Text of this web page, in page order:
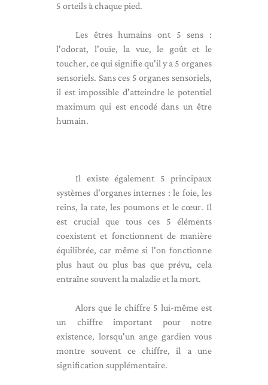
5 orteils à chaque pied.
Les êtres humains ont 5 sens :
l'odorat, l'ouïe, la vue, le goût et le
toucher, ce qui signifie qu'il y a 5 organes
sensoriels. Sans ces 5 organes sensoriels,
il est impossible d'atteindre le potentiel
maximum qui est encodé dans un être
humain.
Il existe également 5 principaux
systèmes d'organes internes : le foie, les
reins, la rate, les poumons et le cœur. Il
est crucial que tous ces 5 éléments
coexistent et fonctionnent de manière
équilibrée, car même si l'on fonctionne
plus haut ou plus bas que prévu, cela
entraîne souvent la maladie et la mort.
Alors que le chiffre 5 lui-même est
un chiffre important pour notre
existence, lorsqu'un ange gardien vous
montre souvent ce chiffre, il a une
signification supplémentaire.